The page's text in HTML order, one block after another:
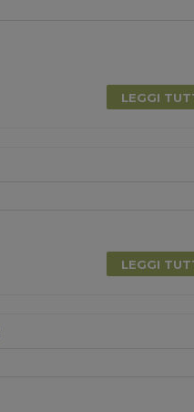
LEGGI
LEGGI